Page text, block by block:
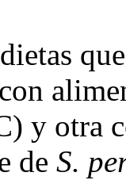
y otra
de S.